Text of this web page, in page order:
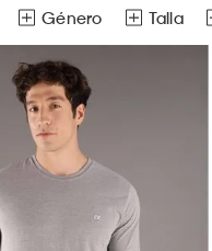
Género
Hombre
Ver todas las opciones
Talla